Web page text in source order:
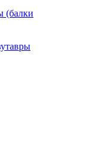
(балки